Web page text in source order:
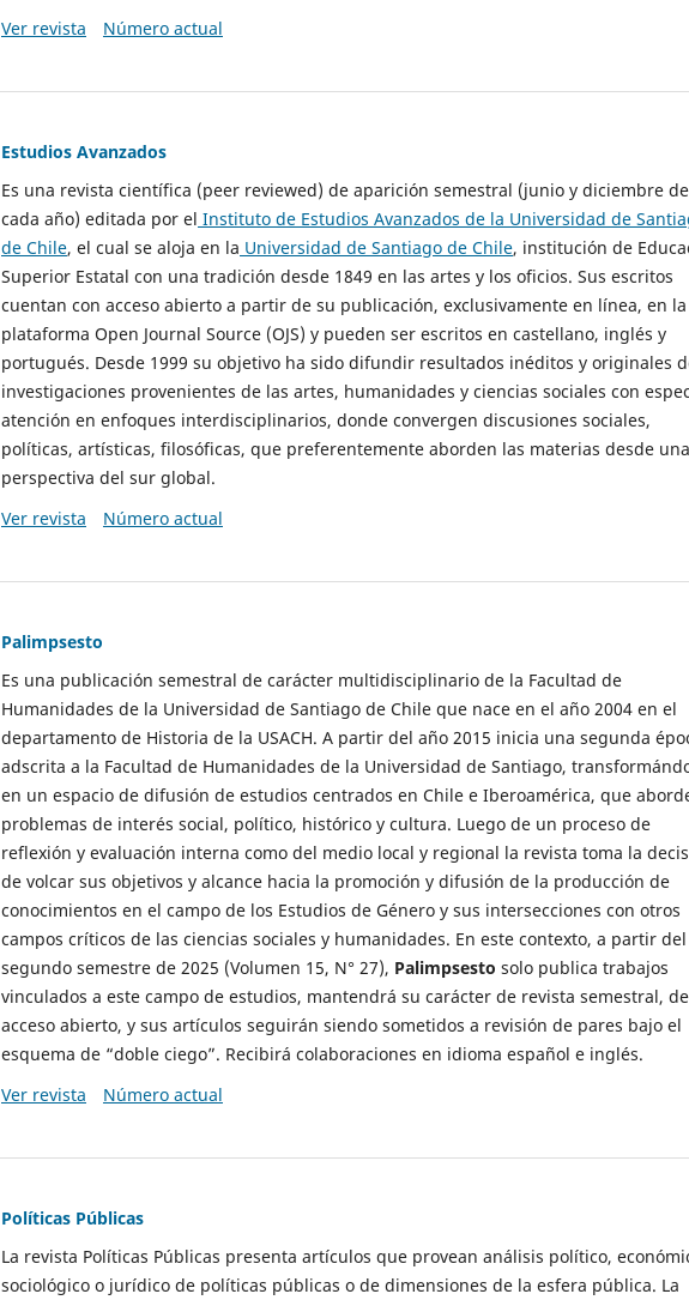
Ver revista
Número actual
Estudios Avanzados
Es una revista científica (peer reviewed) de aparición semestral (junio y diciembre de
cada año) editada por el Instituto de Estudios Avanzados de la Universidad de
de Chile, el cual se aloja en la Universidad de Santiago de Chile, institución de
Superior Estatal con una tradición desde 1849 en las artes y los oficios. Sus escritos
cuentan con acceso abierto a partir de su publicación, exclusivamente en línea, en la
plataforma Open Journal Source (OJS) y pueden ser escritos en castellano, inglés y
portugués. Desde 1999 su objetivo ha sido difundir resultados inéditos y originales
investigaciones provenientes de las artes, humanidades y ciencias sociales con
atención en enfoques interdisciplinarios, donde convergen discusiones sociales,
políticas, artísticas, filosóficas, que preferentemente aborden las materias desde una
perspectiva del sur global.
Ver revista
Número actual
Palimpsesto
Es una publicación semestral de carácter multidisciplinario de la Facultad de
Humanidades de la Universidad de Santiago de Chile que nace en el año 2004 en el
departamento de Historia de la USACH. A partir del año 2015 inicia una segunda
adscrita a la Facultad de Humanidades de la Universidad de Santiago,
en un espacio de difusión de estudios centrados en Chile e Iberoamérica, que
problemas de interés social, político, histórico y cultura. Luego de un proceso de
reflexión y evaluación interna como del medio local y regional la revista toma la
de volcar sus objetivos y alcance hacia la promoción y difusión de la producción de
conocimientos en el campo de los Estudios de Género y sus intersecciones con otros
campos críticos de las ciencias sociales y humanidades. En este contexto, a partir del
segundo semestre de 2025 (Volumen 15, N° 27), Palimpsesto solo publica trabajos
vinculados a este campo de estudios, mantendrá su carácter de revista semestral, de
acceso abierto, y sus artículos seguirán siendo sometidos a revisión de pares bajo el
esquema de “doble ciego”. Recibirá colaboraciones en idioma español e inglés.
Ver revista
Número actual
Políticas Públicas
La revista Políticas Públicas presenta artículos que provean análisis político,
sociológico o jurídico de políticas públicas o de dimensiones de la esfera pública. La